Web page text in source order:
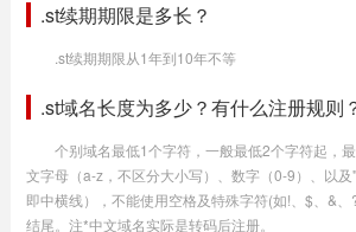
.st续期期限是多长？
.st续期期限从1年到10年不等
.st域名长度为多少？有什么注册规则
个别域名最低1个字符，一般最低2个字符起，
文字母（a-z，不区分大小写）、数字（0-9）、以及
即中横线），不能使用空格及特殊字符(如!、$、&
结尾。注*中文域名实际是转码后注册。